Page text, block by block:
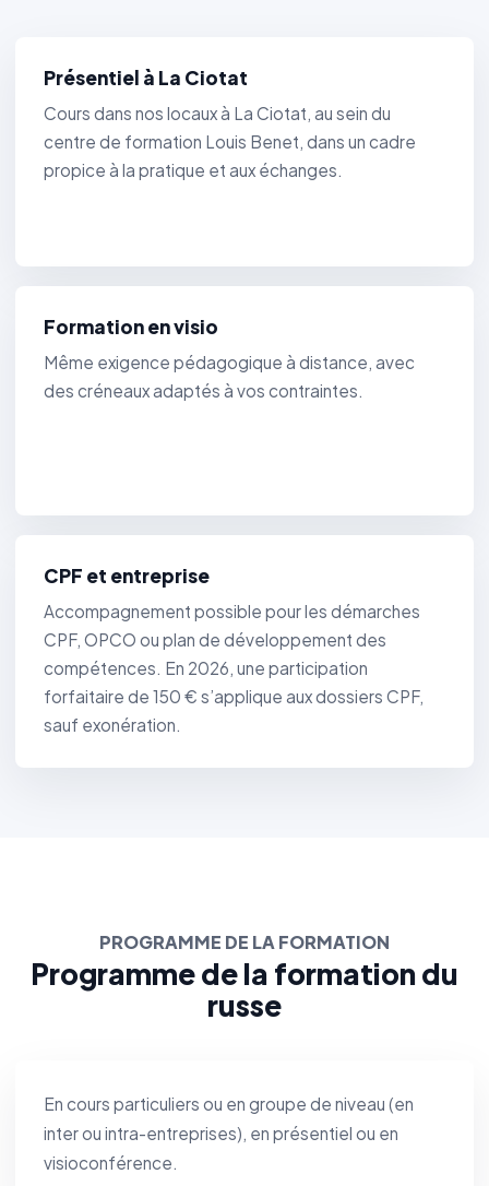
Présentiel à La Ciotat
Cours dans nos locaux à La Ciotat, au sein du
centre de formation Louis Benet, dans un cadre
propice à la pratique et aux échanges.
Formation en visio
Même exigence pédagogique à distance, avec
des créneaux adaptés à vos contraintes.
CPF et entreprise
Accompagnement possible pour les démarches
CPF, OPCO ou plan de développement des
compétences. En 2026, une participation
forfaitaire de 150 € s’applique aux dossiers CPF,
sauf exonération.
PROGRAMME DE LA FORMATION
Programme de la formation du
russe
En cours particuliers ou en groupe de niveau (en
inter ou intra-entreprises), en présentiel ou en
visioconférence.